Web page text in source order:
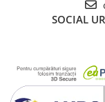
SOCIAL